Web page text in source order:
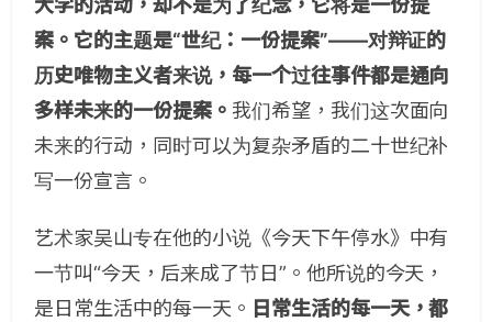
大学的活动，却不是为了纪念，它将是一份提
案。它的主题是“世纪：一份提案”——对辩证的
历史唯物主义者来说，每一个过往事件都是通向
多样未来的一份提案。 我们希望，我们这次面向
未来的行动，同时可以为复杂矛盾的二十世纪补
写一份宣言。
艺术家吴山专在他的小说《今天下午停水》中有
一节叫“今天，后来成了节日”。他所说的今天，
是日常生活中的每一天。 日常生活的每一天，都